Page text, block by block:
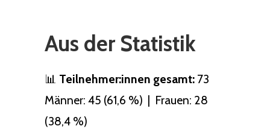
Aus der Statistik
📊 Teilnehmer:innen gesamt: 73
Männer: 45 (61,6 %) | Frauen: 28
(38,4 %)